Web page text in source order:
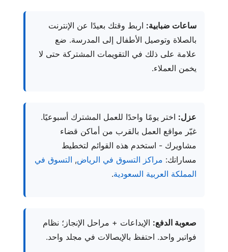
ساعات ضبابية: اربط وقتك بعيدًا عن الإنترنت
بالصلاة وتوصيل الأطفال إلى المدرسة. ضع
علامة على ذلك في التقويمات المشتركة حتى لا
يخمن العملاء.
عزل: اختر يومًا واحدًا للعمل المشترك أسبوعيًا.
غيّر مواقع العمل بالقرب من أماكن قضاء
مشاويرك - استخدم هذه القوائم لتخطيط
مساراتك: مراكز التسوق في الرياض, التسوق في
المملكة العربية السعودية.
صعوبة الدفع: الإيداعات + مراحل الإنجاز؛ نظام
فواتير واحد. احتفظ بالإيصالات في مجلد واحد.